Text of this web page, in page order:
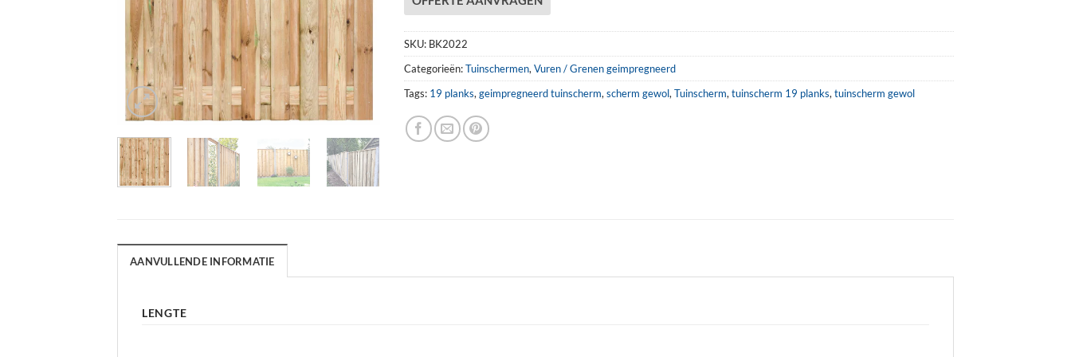
SKU: BK2022
Categorieën:Tuinschermen, Vuren / Grenen geimpregneerd
Tags: 19 planks, geimpregneerd tuinscherm, scherm gewol, Tuinscherm, tuinscherm 19 planks, tuinscherm gewol
AANVULLENDE INFORMATIE
LENGTE